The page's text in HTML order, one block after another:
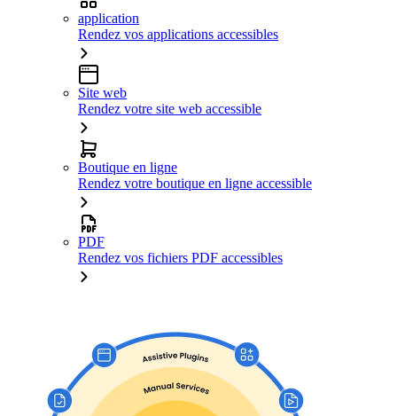
application
Rendez vos applications accessibles
Site web
Rendez votre site web accessible
Boutique en ligne
Rendez votre boutique en ligne accessible
PDF
Rendez vos fichiers PDF accessibles